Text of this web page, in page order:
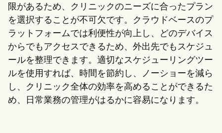
限があるため、クリニックのニーズに合ったプラン
を選択することが不可欠です。クラウドベースのプ
ラットフォームでは利便性が向上し、どのデバイス
からでもアクセスできるため、外出先でもスケジュ
ールを整理できます。適切なスケジューリングツー
ルを使用すれば、時間を節約し、ノーショーを減ら
し、クリニック全体の効率を高めることができるた
め、日常業務の管理がはるかに容易になります。